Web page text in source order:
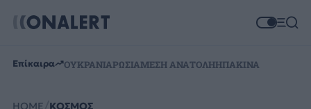
Επίκαιρα ΟΥΚΡΑΝΙΑΡΩΣΙΑΜΕΣΗ ΑΝΑΤΟΛΗΗΠΑΚΙΝΑ
HOME ΚΟΣΜΟΣ